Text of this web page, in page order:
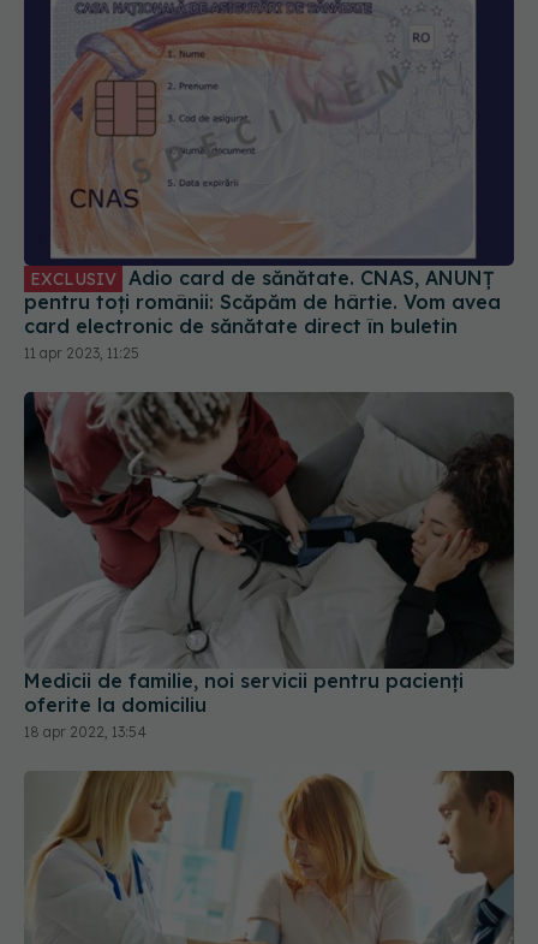
EXCLUSIV Adio card de sănătate. CNAS, ANUNȚ
pentru toți românii: Scăpăm de hârtie. Vom avea
card electronic de sănătate direct în buletin
11 apr 2023, 11:25
Medicii de familie, noi servicii pentru pacienți
oferite la domiciliu
18 apr 2022, 13:54